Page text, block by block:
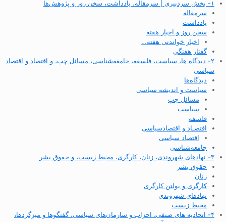
۱- بخش سردبیری | سرمقاله، یادداشت، سخن روز و پژوهش‌ها
سرمقاله
یادداشت
سخن روز و اخبار هفته
اخبار خواندنی هفته…
گفتار هفتگی
۲- دیدگاه ها، سیاست، فلسفه، جامعه‌شناسی، مسائل چپ، و اقتصاد و اقتصاد
سیاسی
دیدگاه‌ها
سیاست و اندیشه سیاسی
مسائل چپ
سیاست
فلسفه
اقتصـاد و اقتصاد‌سیاسی
اقتصاد سیاسی
جامعه‌شناسی
۳- نهادهای شهروندی، زنان، کارگری، محیط زیست، و حقوق بشر
حقوق بشر
زنان
کارگری و بولتن کارگری
نهادهای شهروندی
محیط زیست
۴- اتحادیه های صنفی، احزاب و سازمان‌های سیاسی، گفتگوها و میزگردها،